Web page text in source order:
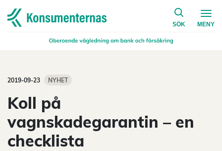
Navigera till startsidan
SÖK
på
MENY
2019-09-23 NYHET
Koll på
vagnskadegarantin – en
checklista